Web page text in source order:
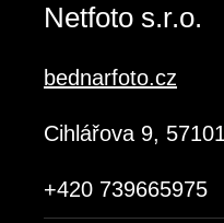
Netfoto s.r.o.
bednarfoto.cz
Cihlářova 9,
+420 739665975